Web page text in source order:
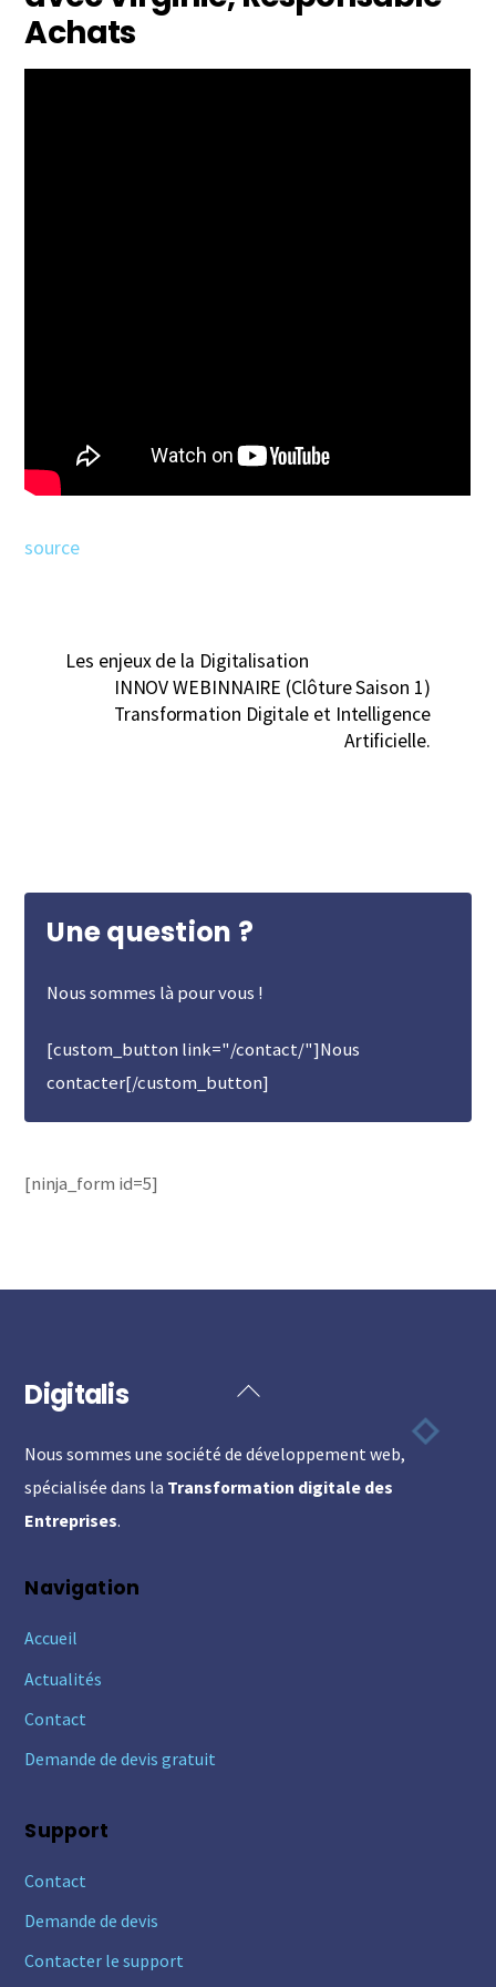
Achats
source
Les enjeux de la Digitalisation
INNOV WEBINNAIRE (Clôture Saison 1)
Transformation Digitale et Intelligence
Artificielle.
Une question ?
Nous sommes là pour vous !
[custom_button link="/contact/"]Nous
contacter[/custom_button]
[ninja_form id=5]
Back
Top
Digitalis
Nous sommes une société de développement web,
spécialisée dans la Transformation digitale des
Entreprises.
Navigation
Accueil
Actualités
Contact
Demande de devis gratuit
Support
Contact
Demande de devis
Contacter le support